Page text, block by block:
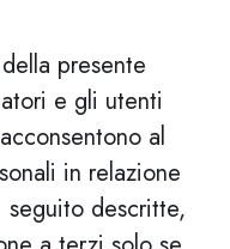
presente
e gli utenti
al
in relazione
descritte,